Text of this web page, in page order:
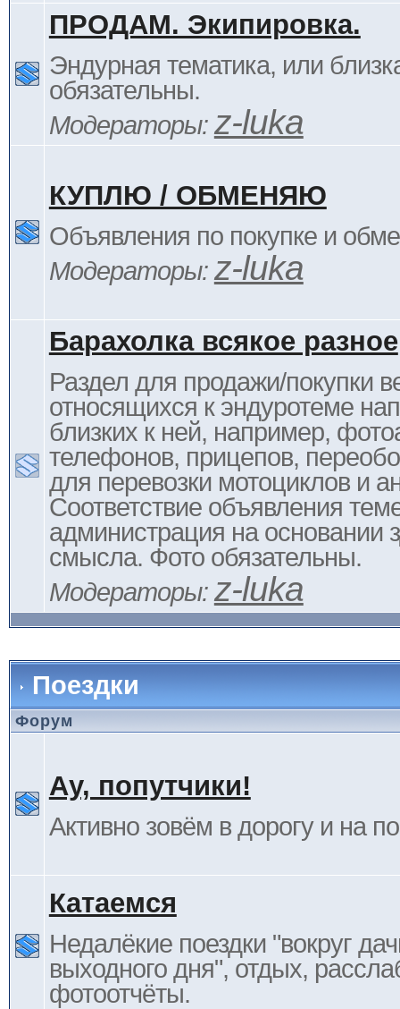
ПРОДАМ. Экипировка.
Эндурная тематика, или
обязательны.
Модераторы: z-luka
КУПЛЮ / ОБМЕНЯЮ
Объявления по покупке и
Модераторы: z-luka
Барахолка всякое разное
Раздел для продажи/покупки
относящихся к эндуротеме
близких к ней, например,
телефонов, прицепов,
для перевозки мотоциклов и
Соответствие объявления
администрация на основании
смысла. Фото обязательны.
Модераторы: z-luka
Поездки
Форум
Ау, попутчики!
Активно зовём в дорогу и на
Катаемся
Недалёкие поездки "вокруг
выходного дня", отдых,
фотоотчёты.